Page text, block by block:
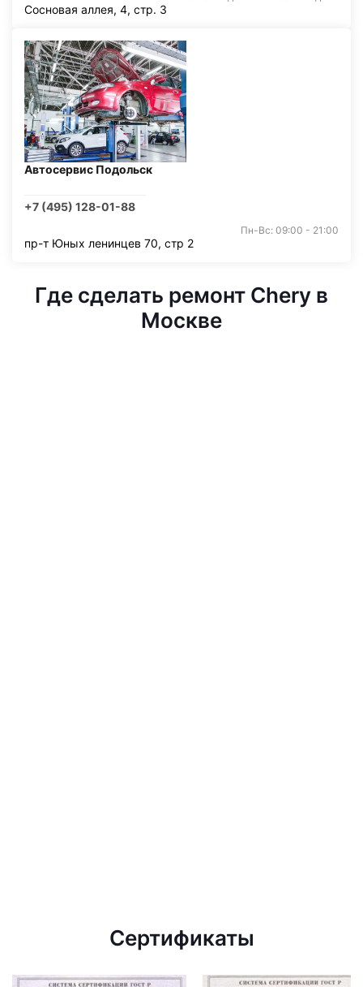
Сосновая аллея, 4, стр. 3
Автосервис Подольск
+7 (495) 128-01-88
Пн-Вс: 09:00 - 21:00
пр-т Юных ленинцев 70, стр 2
Где сделать ремонт Chery в
Москве
Сертификаты